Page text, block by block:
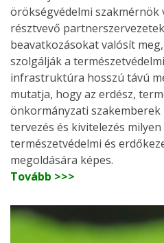
örökségvédelmi szakmérnök
résztvevő
beavatkozásokat valósít
szolgálják a
infrastruktúra hosszú távú
mutatja, hogy az erdész,
önkormányzati
tervezés és kivitelezés
természetvédelmi és
megoldására képes.
Tovább >>>